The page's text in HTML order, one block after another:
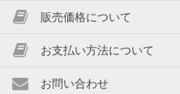
販売価格について
お支払い方法について
お問い合わせ